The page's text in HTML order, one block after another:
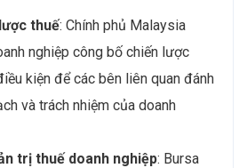
thuế: Chính phủ Malaysia
nghiệp công bố chiến lược
kiện để các bên liên quan đánh
và trách nhiệm của doanh
trị thuế doanh nghiệp: Bursa